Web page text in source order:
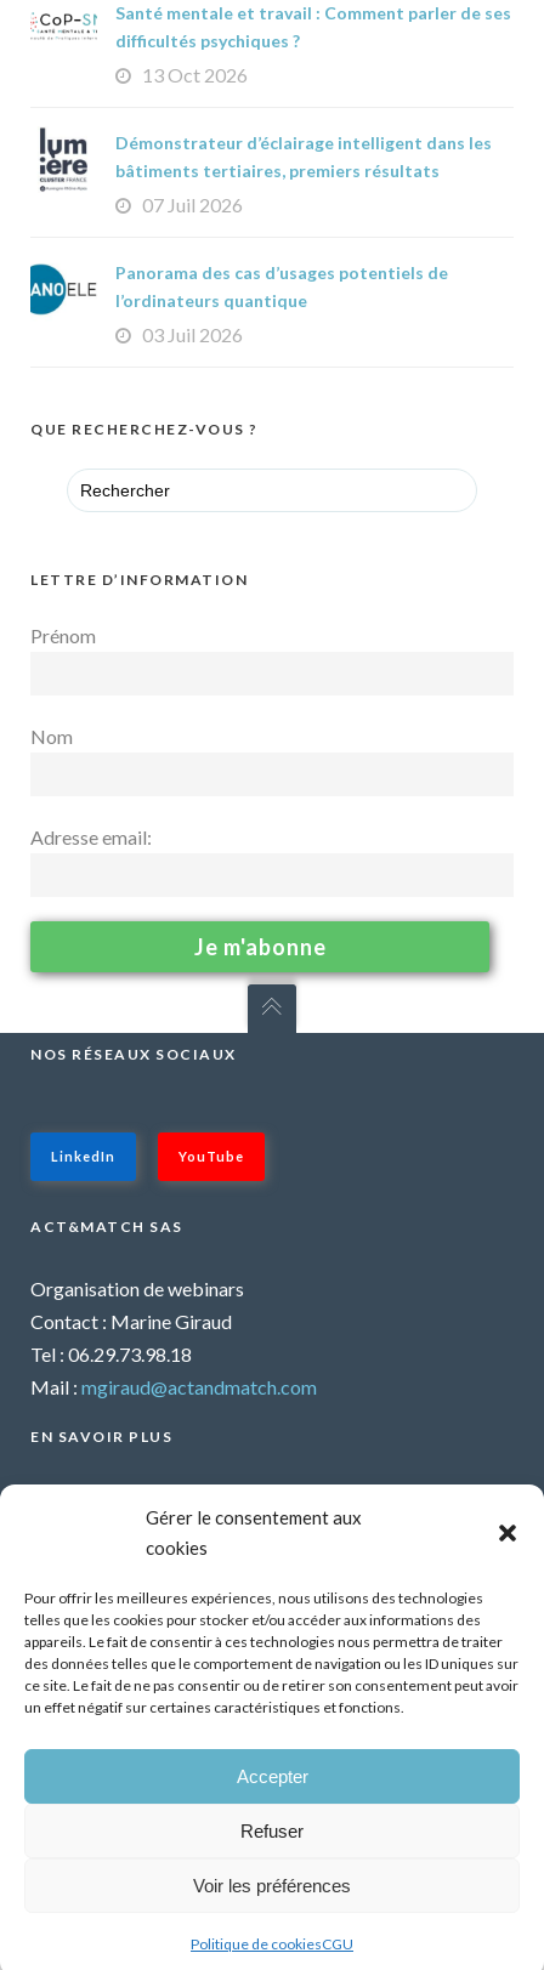
Gérer le consentement aux
cookies
Pour offrir les meilleures expériences, nous utilisons des technologies
telles que les cookies pour stocker et/ou accéder aux informations des
appareils. Le fait de consentir à ces technologies nous permettra de traiter
des données telles que le comportement de navigation ou les ID uniques sur
ce site. Le fait de ne pas consentir ou de retirer son consentement peut avoir
un effet négatif sur certaines caractéristiques et fonctions.
Accepter
Refuser
Voir les préférences
Politique de cookiesCGU
Santé mentale et travail : Comment parler de ses
difficultés psychiques ?
13 Oct 2026
Démonstrateur d’éclairage intelligent dans les
bâtiments tertiaires, premiers résultats
07 Juil 2026
Panorama des cas d’usages potentiels de
l’ordinateurs quantique
03 Juil 2026
QUE RECHERCHEZ-VOUS ?
Search
for:
LETTRE D’INFORMATION
Prénom
Nom
Adresse email:
NOS RÉSEAUX SOCIAUX
LinkedIn YouTube
ACT&MATCH SAS
Organisation de webinars
Contact : Marine Giraud
Tel : 06.29.73.98.18
Mail : mgiraud@actandmatch.com
EN SAVOIR PLUS
Organiser un webinar
Mentions légales
CGU
Santé mentale et travail : Comment parler de ses
difficultés psychiques ?
Démonstrateur d’éclairage intelligent dans les
07 Juil 2026
TOUS DROITS RÉSERVÉS - ACT&MATCH © 2026